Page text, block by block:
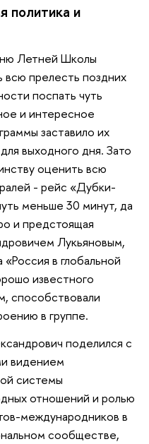
политика и
Летней Школы
всю прелесть поздних
поспать чуть
и интересное
заставило их
выходного дня. Зато
оценить всю
- рейс «Дубки-
меньше 30 минут, да
и предстоящая
Лукьяновым,
в глобальной
известного
способствовали
в группе.
поделился с
видением
системы
отношений и ролью
международников в
сообществе,